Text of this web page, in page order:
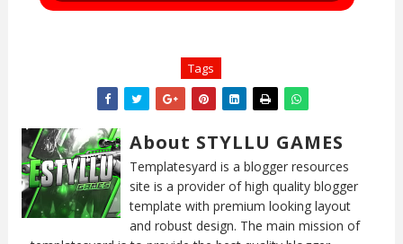
Tags
About STYLLU GAMES
Templatesyard is a blogger resources
site is a provider of high quality blogger
template with premium looking layout
and robust design. The main mission of